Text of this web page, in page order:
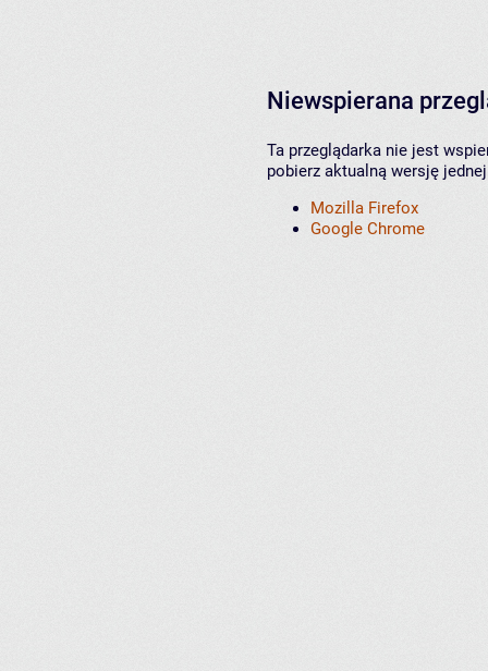
Niewspierana
Ta przeglądarka nie jest
pobierz aktualną wersję
Mozilla Firefox
Google Chrome